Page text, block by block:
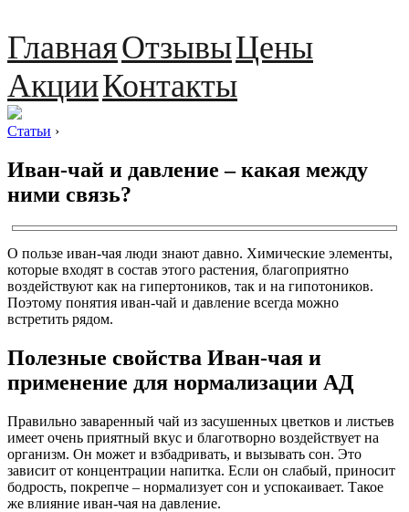
ГлавнаяОтзывыЦены
АкцииКонтакты
Статьи ›
Иван-чай и давление – какая между
ними связь?
О пользе иван-чая люди знают давно. Химические элементы,
которые входят в состав этого растения, благоприятно
воздействуют как на гипертоников, так и на гипотоников.
Поэтому понятия иван-чай и давление всегда можно
встретить рядом.
Полезные свойства Иван-чая и
применение для нормализации АД
Правильно заваренный чай из засушенных цветков и листьев
имеет очень приятный вкус и благотворно воздействует на
организм. Он может и взбадривать, и вызывать сон. Это
зависит от концентрации напитка. Если он слабый, приносит
бодрость, покрепче – нормализует сон и успокаивает. Такое
же влияние иван-чая на давление.